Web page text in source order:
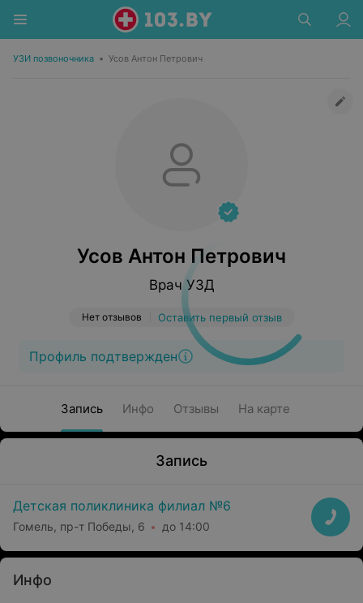
УЗИ позвоночника • Усов Антон Петрович
Усов Антон Петрович
Врач УЗД
Нет отзывов Оставить первый отзыв
Профиль подтвержден
Запись Инфо Отзывы На карте
Запись
Детская поликлиника филиал №6
Гомель, пр-т Победы, 6 до 14:00
Инфо